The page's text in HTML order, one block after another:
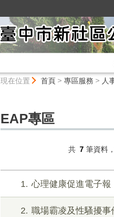
現在位置 首頁> 專區服務 > 人
EAP專區
共 7 筆資料
1 心理健康促進電子報
2 職場霸凌及性騷擾事